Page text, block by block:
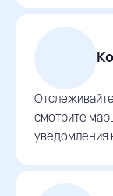
смотрите
уведомления